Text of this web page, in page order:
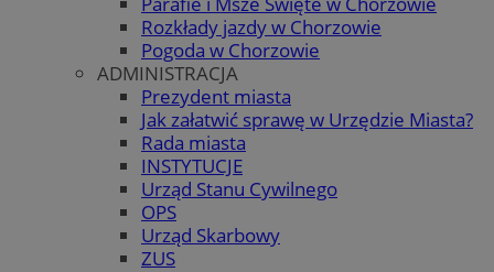
Rozkłady jazdy w Chorzowie
Pogoda w Chorzowie
ADMINISTRACJA
Prezydent miasta
Jak załatwić sprawę w Urzędzie Miasta?
Rada miasta
INSTYTUCJE
Urząd Stanu Cywilnego
OPS
Urząd Skarbowy
ZUS